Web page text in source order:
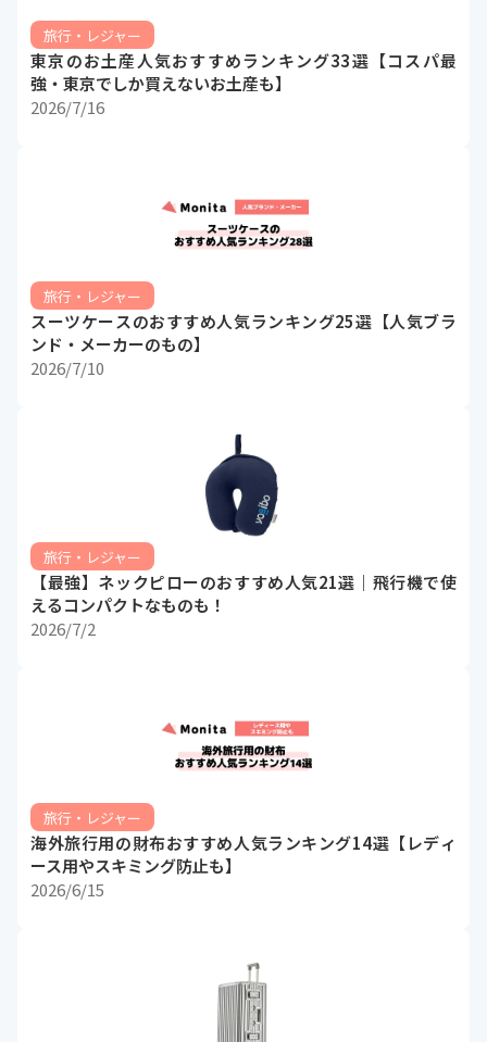
旅行・レジャー
東京のお土産人気おすすめランキング33選【コスパ最
強・東京でしか買えないお土産も】
2026/7/16
旅行・レジャー
スーツケースのおすすめ人気ランキング25選【人気ブラ
ンド・メーカーのもの】
2026/7/10
旅行・レジャー
【最強】ネックピローのおすすめ人気21選｜飛行機で使
えるコンパクトなものも！
2026/7/2
旅行・レジャー
海外旅行用の財布おすすめ人気ランキング14選【レディ
ース用やスキミング防止も】
2026/6/15